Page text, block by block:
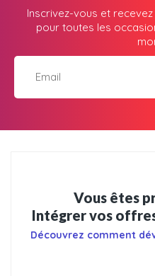
Inscrivez-vous et
pour toutes les
Vous êtes
Intégrer vos
Découvrez comment